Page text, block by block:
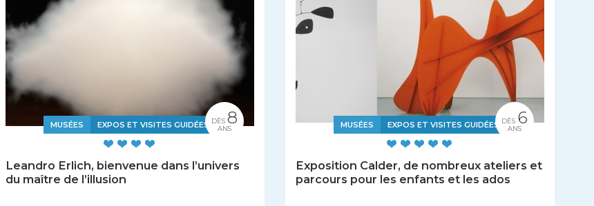
MUSÉES EXPOS ET VISITES GUIDÉES
Leandro Erlich, bienvenue dans l’univers
du maître de l’illusion
DÈS8
ANS MUSÉES EXPOS ET VISITES GUIDÉES
Exposition Calder, de nombreux ateliers et
parcours pour les enfants et les ados
DÈS 6
ANS